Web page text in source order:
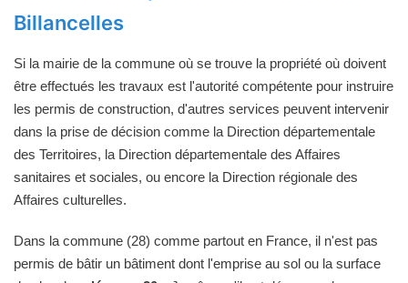
Billancelles
Si la mairie de la commune où se trouve la propriété où doivent
être effectués les travaux est l'autorité compétente pour instruire
les permis de construction, d'autres services peuvent intervenir
dans la prise de décision comme la Direction départementale
des Territoires, la Direction départementale des Affaires
sanitaires et sociales, ou encore la Direction régionale des
Affaires culturelles.
Dans la commune (28) comme partout en France, il n'est pas
permis de bâtir un bâtiment dont l'emprise au sol ou la surface